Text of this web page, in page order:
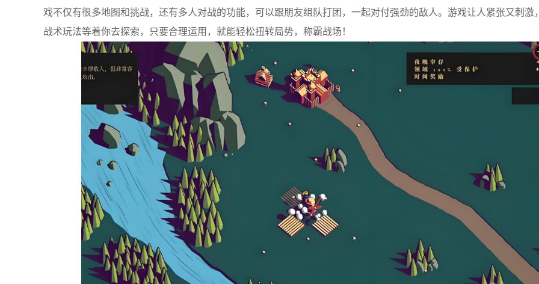
戏不仅有很多地图和挑战，还有多人对战的功能，可以跟朋友组队打团，一起对付强劲的敌人。游戏让人紧张又刺激
战术玩法等着你去探索，只要合理运用，就能轻松扭转局势，称霸战场！